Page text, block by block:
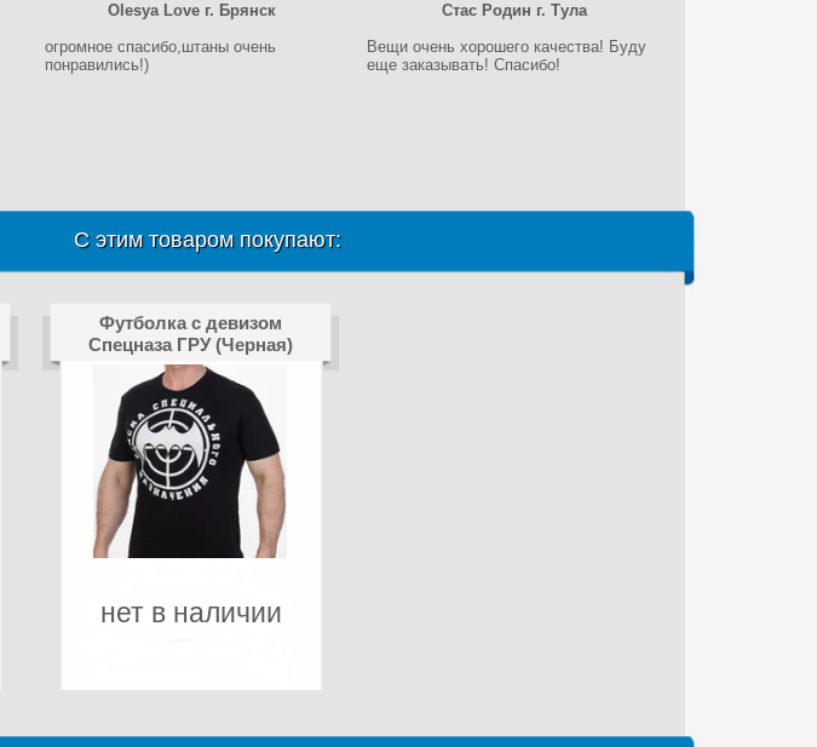
Olesya Love г. Брянск
огромное спасибо,штаны очень
понравились!)
Стас Родин г. Тула
Вещи очень хорошего качества! Буду
еще заказывать! Спасибо!
С этим товаром покупают:
Футболка с девизом
Спецназа ГРУ (Черная)
нет в наличии